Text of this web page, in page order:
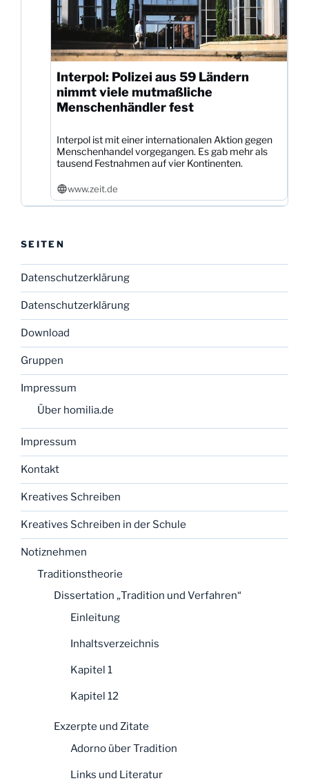
Interpol: Polizei aus 59 Ländern
nimmt viele mutmaßliche
Menschenhändler fest
Interpol ist mit einer internationalen Aktion gegen
Menschenhandel vorgegangen. Es gab mehr als
tausend Festnahmen auf vier Kontinenten.
www.zeit.de
SEITEN
Datenschutzerklärung
Datenschutzerklärung
Download
Gruppen
Impressum
Über homilia.de
Impressum
Kontakt
Kreatives Schreiben
Kreatives Schreiben in der Schule
Notiznehmen
Traditionstheorie
Dissertation „Tradition und Verfahren“
Einleitung
Inhaltsverzeichnis
Kapitel 1
Kapitel 12
Exzerpte und Zitate
Adorno über Tradition
Links und Literatur